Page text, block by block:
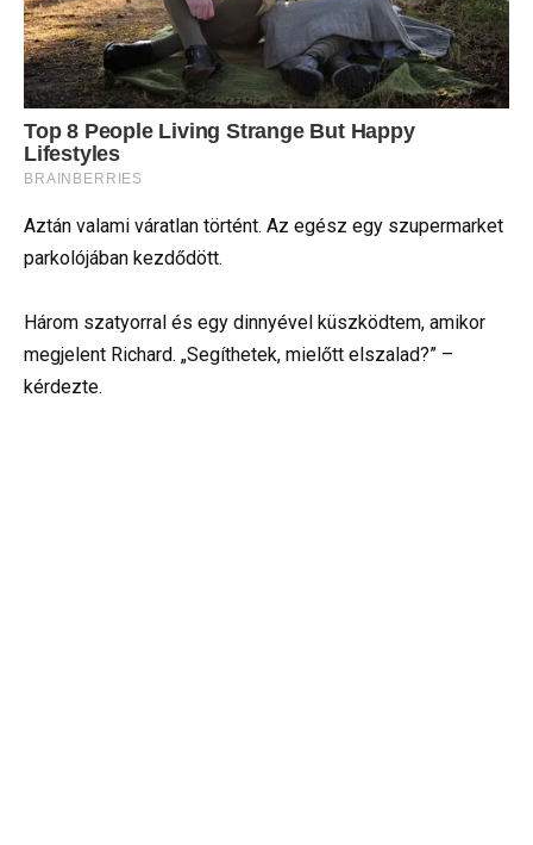
Aztán valami váratlan történt. Az egész egy szupermarket
parkolójában kezdődött.
Három szatyorral és egy dinnyével küszködtem, amikor
megjelent Richard. „Segíthetek, mielőtt elszalad?” –
kérdezte.